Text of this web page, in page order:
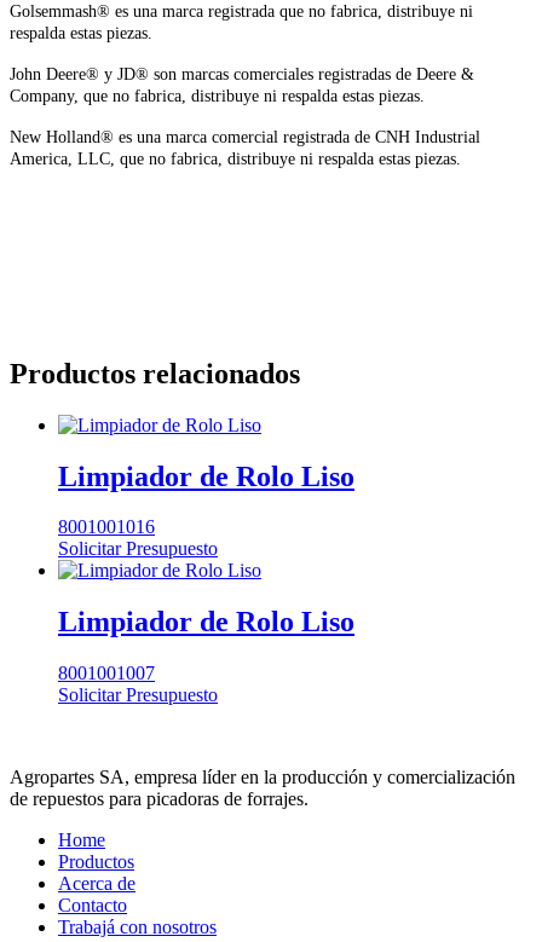
Golsemmash® es una marca registrada que no fabrica, distribuye ni
respalda estas piezas.
John Deere® y JD® son marcas comerciales registradas de Deere &
Company, que no fabrica, distribuye ni respalda estas piezas.
New Holland® es una marca comercial registrada de CNH Industrial
America, LLC, que no fabrica, distribuye ni respalda estas piezas.
Productos relacionados
Limpiador de Rolo Liso
8001001016
Solicitar Presupuesto
Limpiador de Rolo Liso
8001001007
Solicitar Presupuesto
Agropartes SA, empresa líder en la producción y comercialización
de repuestos para picadoras de forrajes.
Home
Productos
Acerca de
Contacto
Trabajá con nosotros